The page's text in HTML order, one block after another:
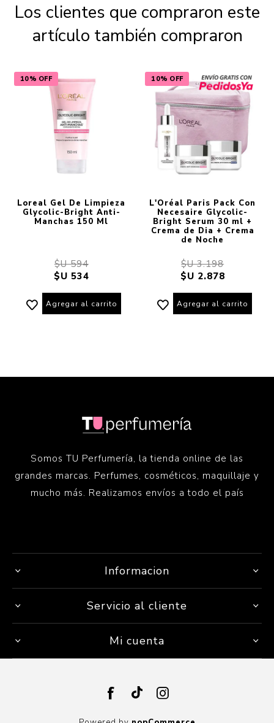
Los clientes que compraron este
artículo también compraron
10% OFF
Loreal Gel De Limpieza
Glycolic-Bright Anti-
Manchas 150 Ml
$U 594
$U 534
Agregar al carrito
10% OFF
L'Oréal Paris Pack Con
Necesaire Glycolic-
Bright Serum 30 ml +
Crema de Dia + Crema
de Noche
$U 3.198
$U 2.878
Agregar al carrito
Somos TU Perfumería, la tienda online de las
grandes marcas. Perfumes, cosméticos, maquillaje y
mucho más. Realizamos envíos a todo el país
Informacion
Servicio al cliente
Mi cuenta